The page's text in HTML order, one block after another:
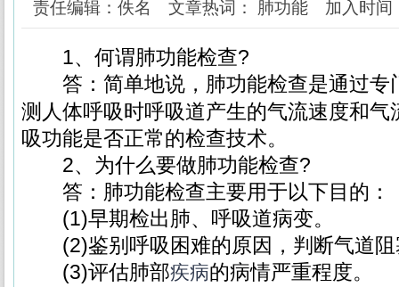
责任编辑：佚名 文章热词： 肺功能 加入时间
1、何谓肺功能检查?
答：简单地说，肺功能检查是通过专
测人体呼吸时呼吸道产生的气流速度和气
吸功能是否正常的检查技术。
2、为什么要做肺功能检查?
答：肺功能检查主要用于以下目的：
(1)早期检出肺、呼吸道病变。
(2)鉴别呼吸困难的原因，判断气道阻
(3)评估肺部疾病的病情严重程度。